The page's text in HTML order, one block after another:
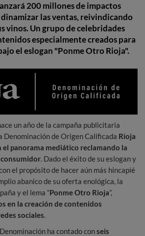
200 millones de impactos
las ventas, reivindicando
vinos. Un grupo de celebridades
especialmente creados para
el eslogan "Ponme Otro Rioja".
un año de la campaña publicitaria
Denominación de Origen Calificada Rioja
el panorama mediático reclamando la
. Dado el éxito de su eslogan y
el propósito de hacer aún más hincapié
abanico de su oferta enológica, la
y el lema “Ponme Otro Rioja”,
en la creación de contenidos
sociales.
ha contado conseis